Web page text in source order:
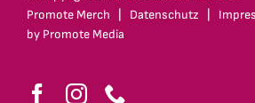
Promote Merch
Datenschutz
by Promote Media